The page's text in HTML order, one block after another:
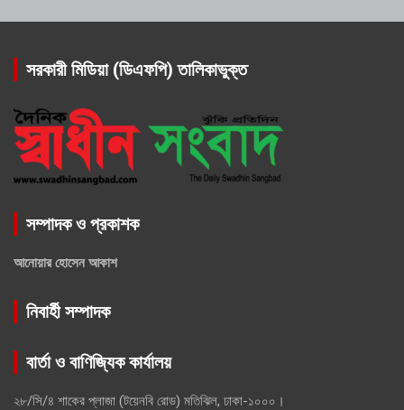
সরকারী মিডিয়া (ডিএফপি) তালিকাভুক্ত
সম্পাদক ও প্রকাশক
আনোয়ার হোসেন আকাশ
নিবার্হী সম্পাদক
বার্তা ও বাণিজ্যিক কার্যালয়
২৮/সি/৪ শাকের প্লাজা (টয়েনবি রোড) মতিঝিল, ঢাকা-১০০০।